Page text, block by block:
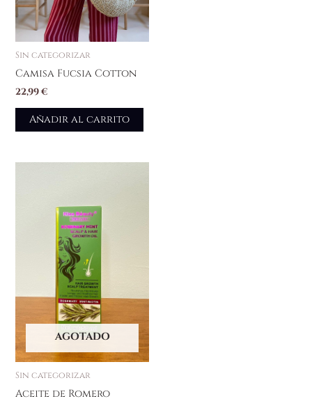
Sin categorizar
Camisa Fucsia Cotton
22,99€
Añadir al carrito
AGOTADO
Sin categorizar
Aceite de Romero